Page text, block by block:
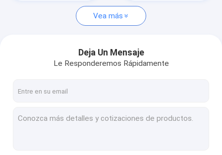
El calentador es el alisador del cabello
Bigudí de pelo eléctrico
Vea más
Deja Un Mensaje
Le Responderemos Rápidamente